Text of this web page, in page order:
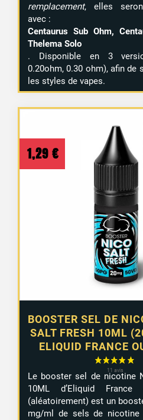
remplacement, elles
avec :
Centaurus Sub Ohm,
Thelema Solo
. Disponible en 3
0.20ohm, 0.30 ohm), afin de
les styles de vapes.
BOOSTER SEL DE
SALT FRESH 10ML
ELIQUID FRANCE
1,29 €
Le booster sel de nicotine
10ML d’Eliquid
(aléatoirement) est un
mg/ml de sels de nicotine